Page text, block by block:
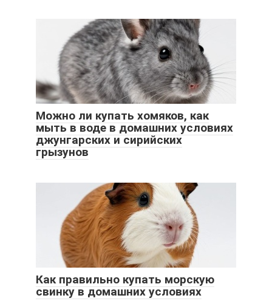
Можно ли купать хомяков, как
мыть в воде в домашних условиях
джунгарских и сирийских
грызунов
Как правильно купать морскую
свинку в домашних условиях